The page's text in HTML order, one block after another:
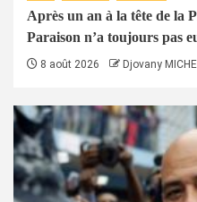
Après un an à la tête de la
Paraison n’a toujours pas
8 août 2026 Djovany